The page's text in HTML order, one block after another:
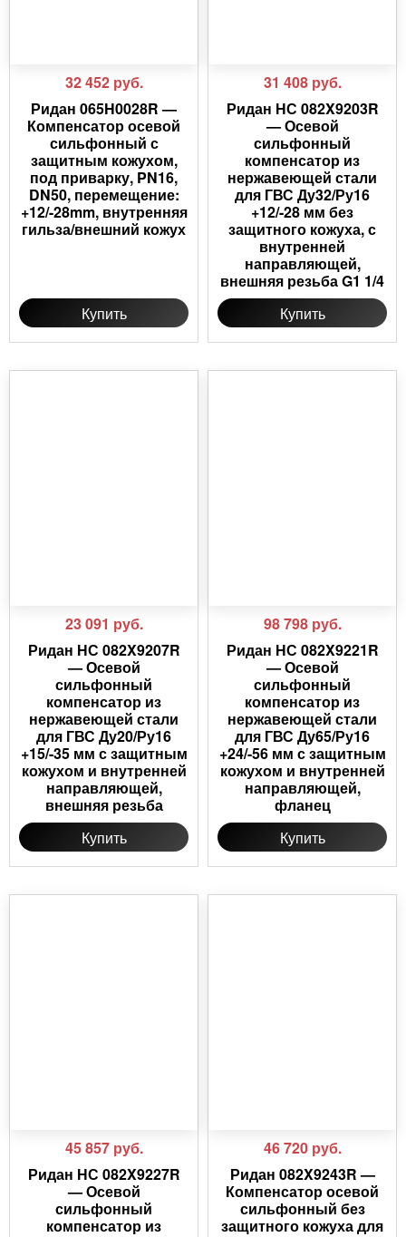
32 452 руб.
Ридан 065H0028R —
Компенсатор осевой
сильфонный с
защитным кожухом,
под приварку, PN16,
DN50, перемещение:
+12/-28mm, внутренняя
гильза/внешний кожух
Купить
31 408 руб.
Ридан НС 082X9203R
— Осевой
сильфонный
компенсатор из
нержавеющей стали
для ГВС Ду32/Ру16
+12/-28 мм без
защитного кожуха, с
внутренней
направляющей,
внешняя резьба G1 1/4
Купить
23 091 руб.
Ридан НС 082X9207R
— Осевой
сильфонный
компенсатор из
нержавеющей стали
для ГВС Ду20/Ру16
+15/-35 мм с защитным
кожухом и внутренней
направляющей,
внешняя резьба
Купить
98 798 руб.
Ридан НС 082X9221R
— Осевой
сильфонный
компенсатор из
нержавеющей стали
для ГВС Ду65/Ру16
+24/-56 мм с защитным
кожухом и внутренней
направляющей,
фланец
Купить
45 857 руб.
Ридан НС 082X9227R
— Осевой
сильфонный
компенсатор из
46 720 руб.
Ридан 082X9243R —
Компенсатор осевой
сильфонный без
защитного кожуха для